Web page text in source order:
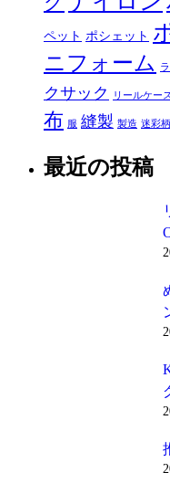
ペット ポシェット
ニフォーム
クサック
リールケース
布 服 縫製 製造 迷彩柄
最近の投稿